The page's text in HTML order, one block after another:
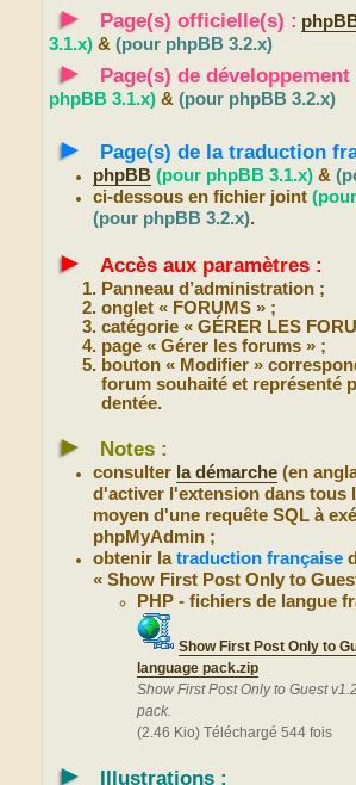
► Page(s) officielle(s) :
3.1.x) & (pour phpBB 3.2.x)
► Page(s) de développement
phpBB 3.1.x) & (pour phpBB 3.2.x)
► Page(s) de la traduction
phpBB (pour phpBB 3.1.x) &
ci-dessous en fichier joint
(pour phpBB 3.2.x).
► Accès aux paramètres :
Panneau d’administration ;
onglet « FORUMS » ;
catégorie « GÉRER LES
page « Gérer les forums » ;
bouton « Modifier »
forum souhaité et représenté
dentée.
► Notes :
consulter la démarche (en
d'activer l'extension dans tous
moyen d'une requête SQL à
phpMyAdmin ;
obtenir latraduction française
« Show First Post Only to
PHP - fichiers de langue
Show First Post Only to
language pack.zip
Show First Post Only to Guest
pack.
(2.46 Kio) Téléchargé 544 fois
► Illustrations :